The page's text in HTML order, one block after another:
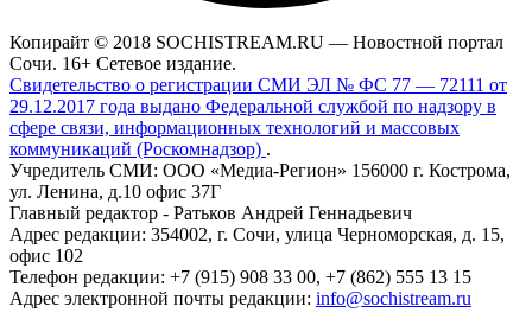
Копирайт © 2018 SOCHISTREAM.RU — Новостной портал
Сочи. 16+ Сетевое издание.
Свидетельство о регистрации СМИ ЭЛ № ФС 77 — 72111 от
29.12.2017 года выдано Федеральной службой по надзору в
сфере связи, информационных технологий и массовых
коммуникаций (Роскомнадзор) .
Учредитель СМИ: ООО «Медиа-Регион» 156000 г. Кострома,
ул. Ленина, д.10 офис 37Г
Главный редактор - Ратьков Андрей Геннадьевич
Адрес редакции: 354002, г. Сочи, улица Черноморская, д. 15,
офис 102
Телефон редакции: +7 (915) 908 33 00, +7 (862) 555 13 15
Адрес электронной почты редакции: info@sochistream.ru